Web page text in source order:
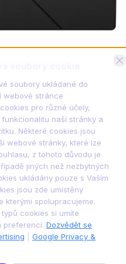
soubory ukládané do
webové stránce
pro různé účely,
naší stránky a
Některé cookies jsou
webové stránky, které lze
z tohoto důvodu je
jiných než nezbytných
ukládány pouze s Vaším
jsou zde umístěny
kterými spolupracujeme.
cookies si umíte
preferencí. Dozvědět se
Google Privacy &